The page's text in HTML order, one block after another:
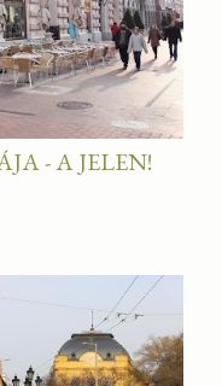
- A JELEN!